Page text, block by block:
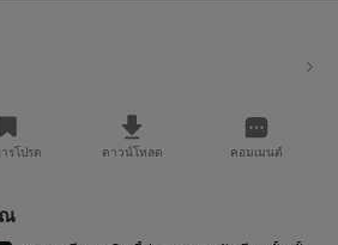
รโปรด ดาวน์โหลด คอมเมนต์